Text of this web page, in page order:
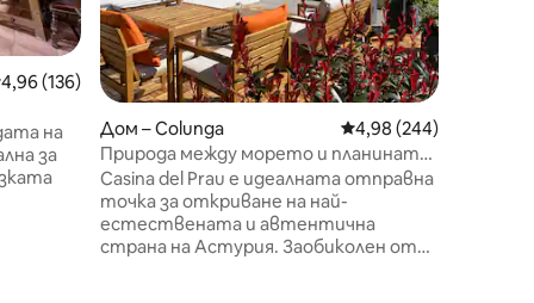
оценка: 4,96 от 5, 136 отзива
4,96 (136)
на
за
Дом – Colunga Средна оценка: 4,98
4,98 (244)
Природа между морето и планината
La Casina del Prau
Casina del Prau е идеалната отправна
точка за откриване на най-
естествената и автентична
страна на Астурия. Заобиколен от